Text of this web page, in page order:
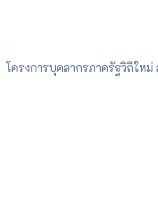
โครงการบุคลากรภาครัฐวิถีให